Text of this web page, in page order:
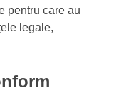
pentru care au
legale,